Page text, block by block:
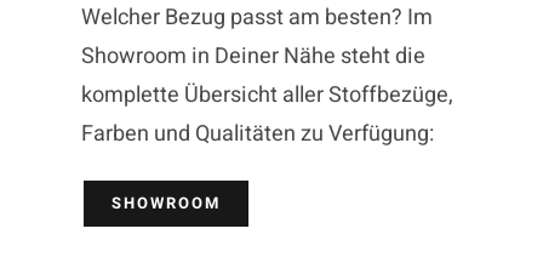
Welcher Bezug passt am besten? Im
Showroom in Deiner Nähe steht die
komplette Übersicht aller Stoffbezüge,
Farben und Qualitäten zu Verfügung:
SHOWROOM